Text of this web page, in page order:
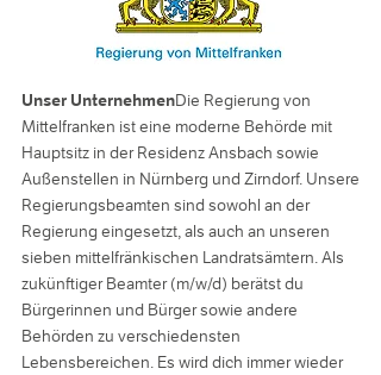
Unser UnternehmenDie Regierung von
Mittelfranken ist eine moderne Behörde mit
Hauptsitz in der Residenz Ansbach sowie
Außenstellen in Nürnberg und Zirndorf. Unsere
Regierungsbeamten sind sowohl an der
Regierung eingesetzt, als auch an unseren
sieben mittelfränkischen Landratsämtern. Als
zukünftiger Beamter (m/w/d) berätst du
Bürgerinnen und Bürger sowie andere
Behörden zu verschiedensten
Lebensbereichen. Es wird dich immer wieder